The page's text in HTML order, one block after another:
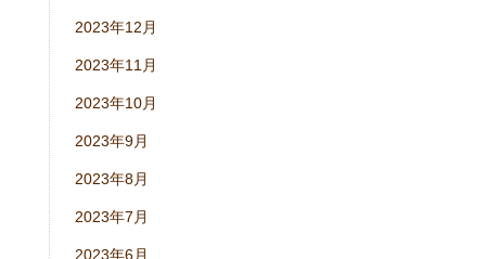
2023年12月
2023年11月
2023年10月
2023年9月
2023年8月
2023年7月
2023年6月